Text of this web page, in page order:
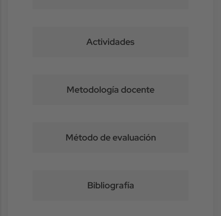
Actividades
Metodología docente
Método de evaluación
Bibliografía